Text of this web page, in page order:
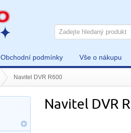
Obchodní podmínky Vše o nákupu
Navitel DVR R600
Navitel DVR